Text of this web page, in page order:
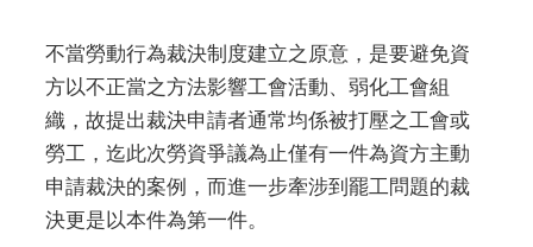
不當勞動行為裁決制度建立之原意，是要避免資
方以不正當之方法影響工會活動、弱化工會組
織，故提出裁決申請者通常均係被打壓之工會或
勞工，迄此次勞資爭議為止僅有一件為資方主動
申請裁決的案例，而進一步牽涉到罷工問題的裁
決更是以本件為第一件。